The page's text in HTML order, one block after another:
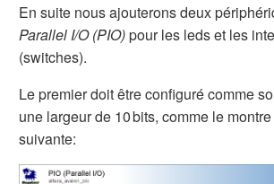
En suite nous ajouterons deux
Parallel I/O (PIO)pour les leds et les
(switches).
Le premier doit être configuré comme
une largeur de 10 bits, comme le
suivante: